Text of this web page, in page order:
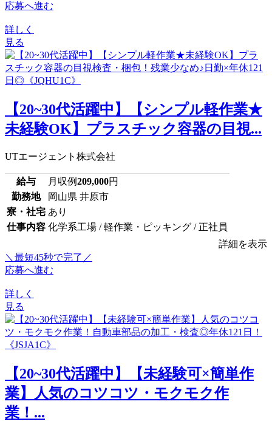
応募へ進む
詳しく
見る
【20~30代活躍中】【シンプル軽作業★
未経験OK】プラスチック容器の目視...
UTエージェント株式会社
給与 月収例209,000円
勤務地
岡山県 井原市
寮・社宅 あり
仕事内容 化学系工場 / 軽作業・ピッキング / 正社員
詳細を表示
＼最短45秒で完了／
応募へ進む
詳しく
見る
【20~30代活躍中】【未経験可×簡単作
業】人気のコツコツ・モクモク作
業！...